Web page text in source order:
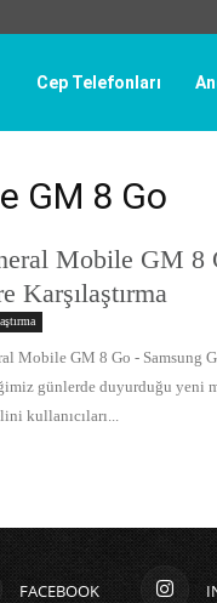
Cep Telefonları
GM 8 Go
Mobile GM 8
Karşılaştırma
Mobile GM 8 Go - Samsung
günlerde duyurduğu yeni
kullanıcıları...
FACEBOOK